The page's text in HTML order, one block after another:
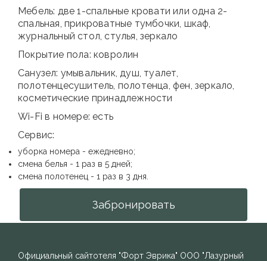
Мебель: две 1-спальные кровати или одна 2-
спальная, прикроватные тумбочки, шкаф,
журнальный стол, стулья, зеркало
Покрытие пола: ковролин
Санузел: умывальник, душ, туалет,
полотенцесушитель, полотенца, фен, зеркало,
косметические принадлежности
Wi-Fi в номере: есть
Сервис:
уборка номера - ежедневно;
смена белья - 1 раз в 5 дней;
смена полотенец - 1 раз в 3 дня.
Забронировать
Официальный сайтотеля "Форт Эврика" ООО "Лазурный